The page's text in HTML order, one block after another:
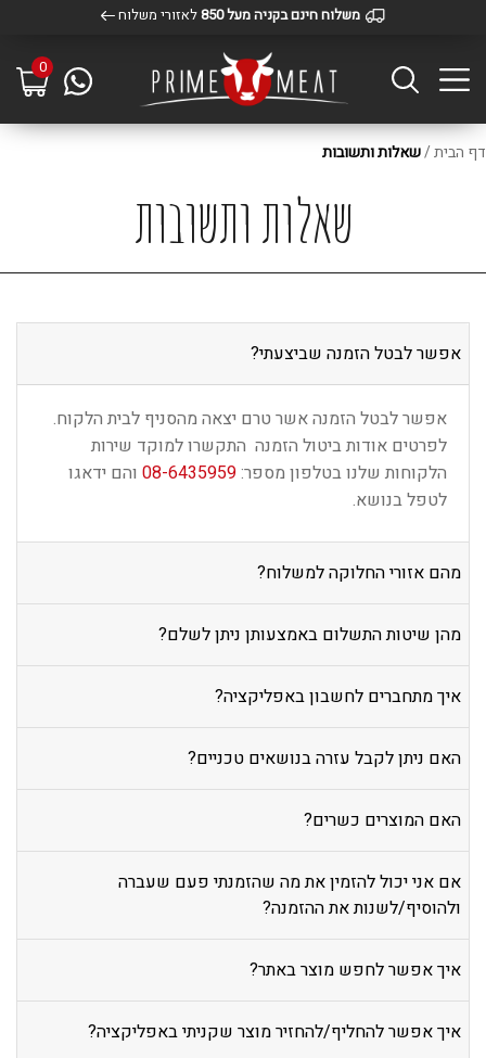
משלוח חינם בקניה מעל 850 לאזורי משלוח
0
שאלות ותשובות
דף הבית/שאלות ותשובות
אפשר לבטל הזמנה שביצעתי?
אפשר לבטל הזמנה אשר טרם יצאה מהסניף לבית הלקוח.
לפרטים אודות ביטול הזמנה התקשרו למוקד שירות
הלקוחות שלנו בטלפון מספר:08-6435959 והם ידאגו
לטפל בנושא.
מהם אזורי החלוקה למשלוח?
מהן שיטות התשלום באמצעותן ניתן לשלם?
איך מתחברים לחשבון באפליקציה?
האם ניתן לקבל עזרה בנושאים טכניים?
האם המוצרים כשרים?
אם אני יכול להזמין את מה שהזמנתי פעם שעברה
ולהוסיף/לשנות את ההזמנה?
איך אפשר לחפש מוצר באתר?
איך אפשר להחליף/להחזיר מוצר שקניתי באפליקציה?